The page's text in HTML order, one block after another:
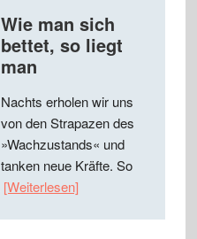
Wie man sich
bettet, so liegt
man
Nachts erholen wir uns
von den Strapazen des
»Wachzustands« und
tanken neue Kräfte. So
[Weiterlesen]